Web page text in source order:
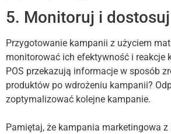
5. Monitoruj i dostosuj
Przygotowanie kampanii z użyciem
monitorować ich efektywność i reakcje
POS przekazują informacje w sposób
produktów po wdrożeniu kampanii?
zoptymalizować kolejne kampanie.
Pamiętaj, że kampania marketingowa